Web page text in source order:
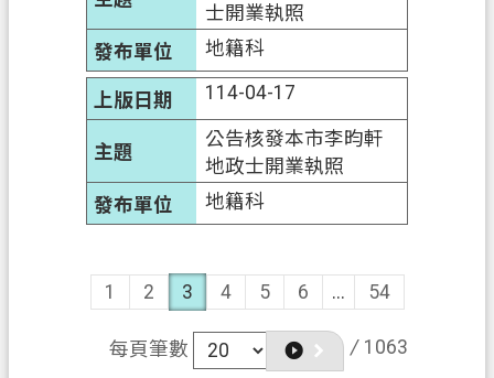
士開業執照
地籍科
114-04-17
公告核發本市李昀軒
地政士開業執照
地籍科
1 2 3 4 5 6 ... 54
每頁筆數 / 1063